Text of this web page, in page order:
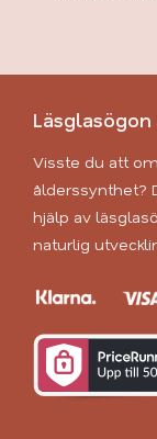
Visste du att
ålderssynthet?
hjälp av
naturlig